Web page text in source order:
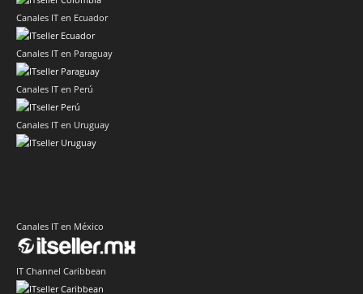
Canales IT en Ecuador
Canales IT en Paraguay
Canales IT en Perú
Canales IT en Uruguay
Canales IT en México
IT Channel Caribbean